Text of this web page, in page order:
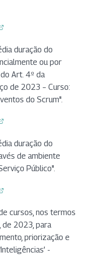
duração do
ou por
Art. 4º da
de 2023 – Curso:
do Scrum".
duração do
de ambiente
Público".
cursos, nos termos
de 2023, para
priorização e
-